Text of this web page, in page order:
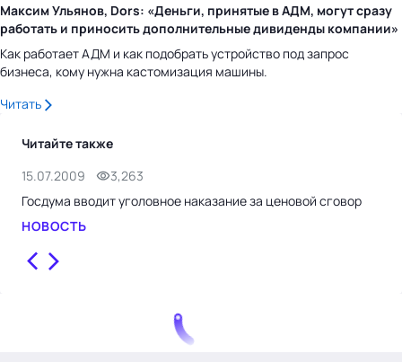
Максим Ульянов, Dors: «Деньги, принятые в АДМ, могут сразу
работать и приносить дополнительные дивиденды компании»
Как работает АДМ и как подобрать устройство под запрос
бизнеса, кому нужна кастомизация машины.
Читать
Читайте также
15.07.2009
3,263
Госдума вводит уголовное наказание за ценовой сговор
НОВОСТЬ